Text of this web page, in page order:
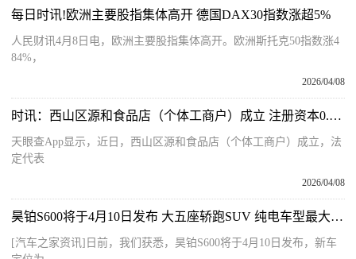
每日时讯!欧洲主要股指集体高开 德国DAX30指数涨超5%
人民财讯4月8日电，欧洲主要股指集体高开。欧洲斯托克50指数涨4
84%，
2026/04/08
时讯：西山区源和食品店（个体工商户）成立 注册资本0.3万人民币
天眼查App显示，近日，西山区源和食品店（个体工商户）成立，法
定代表
2026/04/08
昊铂S600将于4月10日发布 大五座轿跑SUV 纯电车型最大续航800km
[汽车之家资讯]日前，我们获悉，昊铂S600将于4月10日发布，新车